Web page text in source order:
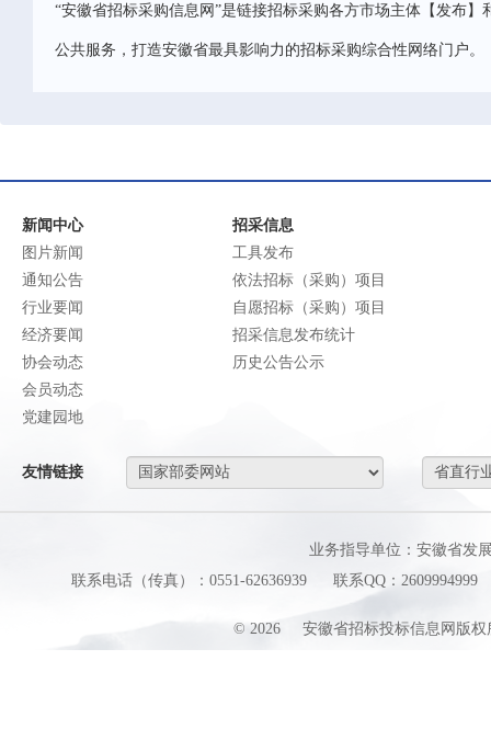
“安徽省招标采购信息网”是链接招标采购各方市场主体【发布
公共服务，打造安徽省最具影响力的招标采购综合性网络门户。
新闻中心
图片新闻
通知公告
行业要闻
经济要闻
协会动态
会员动态
党建园地
招采信息
工具发布
依法招标（采购）项目
自愿招标（采购）项目
招采信息发布统计
历史公告公示
友情链接
业务指导单位：安徽省发
联系电话（传真）：0551-62636939
联系QQ：2609994999
© 2026 安徽省招标投标信息网版